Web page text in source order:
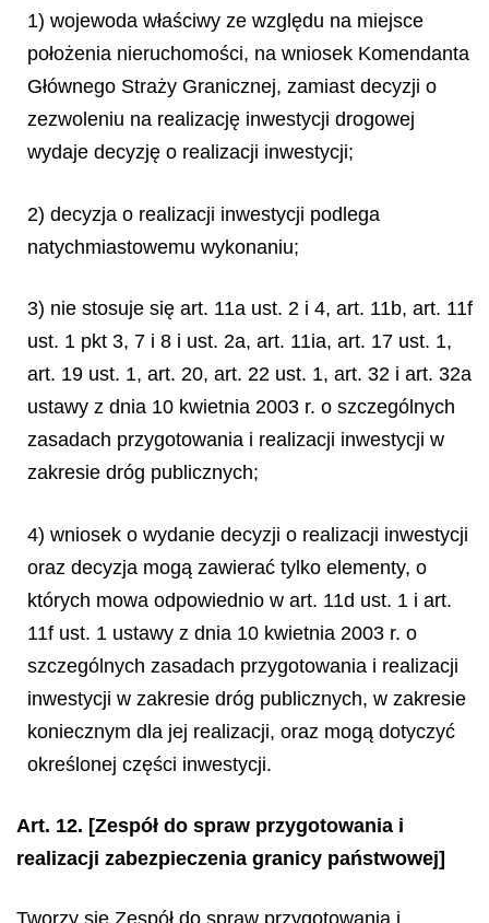
1) wojewoda właściwy ze względu na miejsce
położenia nieruchomości, na wniosek Komendanta
Głównego Straży Granicznej, zamiast decyzji o
zezwoleniu na realizację inwestycji drogowej
wydaje decyzję o realizacji inwestycji;
2) decyzja o realizacji inwestycji podlega
natychmiastowemu wykonaniu;
3) nie stosuje się art. 11a ust. 2 i 4, art. 11b, art. 11f
ust. 1 pkt 3, 7 i 8 i ust. 2a, art. 11ia, art. 17 ust. 1,
art. 19 ust. 1, art. 20, art. 22 ust. 1, art. 32 i art. 32a
ustawy z dnia 10 kwietnia 2003 r. o szczególnych
zasadach przygotowania i realizacji inwestycji w
zakresie dróg publicznych;
4) wniosek o wydanie decyzji o realizacji inwestycji
oraz decyzja mogą zawierać tylko elementy, o
których mowa odpowiednio w art. 11d ust. 1 i art.
11f ust. 1 ustawy z dnia 10 kwietnia 2003 r. o
szczególnych zasadach przygotowania i realizacji
inwestycji w zakresie dróg publicznych, w zakresie
koniecznym dla jej realizacji, oraz mogą dotyczyć
określonej części inwestycji.
Art. 12. [Zespół do spraw przygotowania i
realizacji zabezpieczenia granicy państwowej]
Tworzy się Zespół do spraw przygotowania i